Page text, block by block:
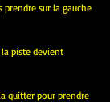
sur la gauche
piste devient
quitter pour prendre